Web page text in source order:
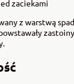
zaciekami
z warstwą